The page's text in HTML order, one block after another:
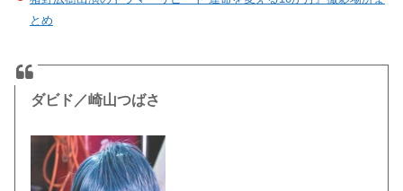
とめ
ダビド／崎山つばさ